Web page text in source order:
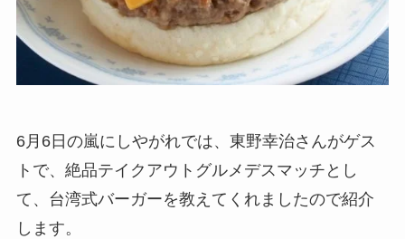
6月6日の嵐にしやがれでは、東野幸治さんがゲス
トで、絶品テイクアウトグルメデスマッチとし
て、台湾式バーガーを教えてくれましたので紹介
します。